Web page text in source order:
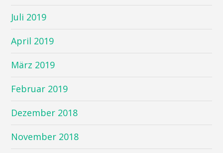
Juli 2019
April 2019
März 2019
Februar 2019
Dezember 2018
November 2018